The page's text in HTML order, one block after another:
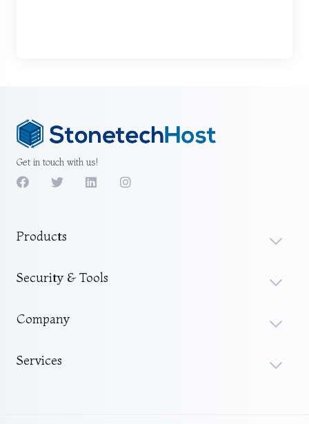
Get in touch with us!
Products
Security & Tools
Company
Services